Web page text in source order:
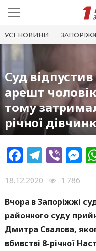
УСI НОВИНИ
Суд
арешт
тому
річної
Facebook
18.12.2020
1 786
Вчора в Запоріжжі
районного суду
Дмитра Свалова,
вбивстві 8-річної